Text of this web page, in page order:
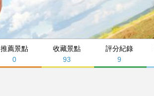
推薦景點
0
收藏景點
93
評分紀錄
9